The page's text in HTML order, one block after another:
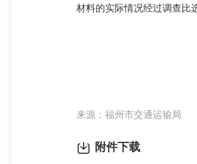
材料的实际情况经过调查比
福州市
2026
来源：福州市交通运输局
附件下载